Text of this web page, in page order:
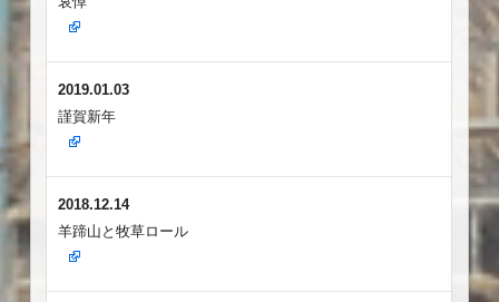
2019.01.03
謹賀新年
2018.12.14
羊蹄山と牧草ロール